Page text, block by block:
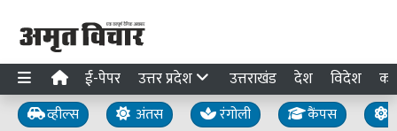
ई-पेपर उत्तर प्रदेश उत्तराखंड देश विदेश
व्हील्स अंतस रंगोली कैंपस